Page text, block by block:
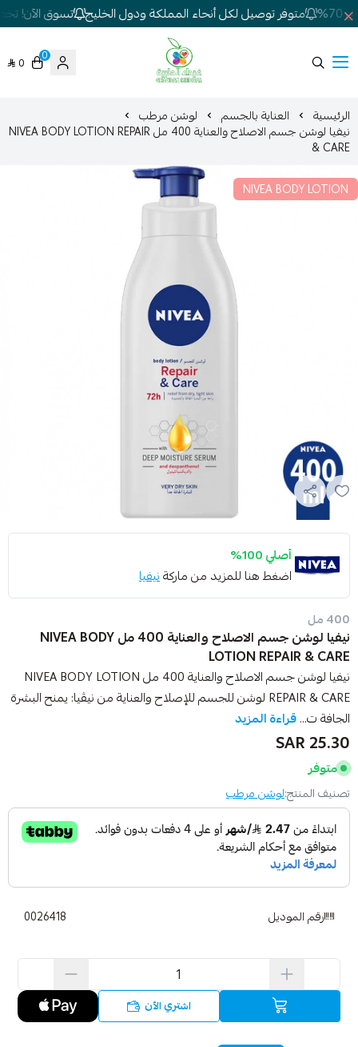
متوفر توصيل لكل أنحاء المملكة ودول الخليج تسوق الآن!
شركة غيداء المتطورة الطبية
0
0
الرئيسية العناية بالجسم لوشن مرطب
نيفيا لوشن جسم الاصلاح والعناية 400 مل NIVEA BODY LOTION REPAIR
& CARE
NIVEA BODY LOTION
أصلي 100%
اضغط هنا للمزيد من ماركةنيفيا
400 مل
نيفيا لوشن جسم الاصلاح والعناية 400 مل NIVEA BODY
LOTION REPAIR & CARE
نيفيا لوشن جسم الاصلاح والعناية 400 مل NIVEA BODY LOTION
REPAIR & CARE لوشن للجسم للإصلاح والعناية من نيڤيا: يمنح البشرة
الجافة ت...قراءة المزيد
25.30 SAR
متوفر
تصنيف المنتج:لوشن مرطب
رقم الموديل 0026418
اشتري الآن